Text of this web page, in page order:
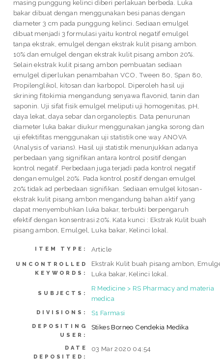
masing punggung kelinci diberi perlakuan berbeda. Luka
bakar dibuat dengan menggunakan besi panas dengan
diameter 3 cm pada punggung kelinci. Sediaan emulgel
dibuat menjadi 3 formulasi yaitu kontrol negatif emulgel
tanpa ekstrak, emulgel dengan ekstrak kulit pisang ambon.
10% dan emulgel dengan ekstrak kulit pisang ambon 20%.
Selain ekstrak kulit pisang ambon pembuatan sediaan
emulgel diperlukan penambahan VCO, Tween 80, Span 80,
Propilenglikol, kitosan dan karbopol. Diperoleh hasil uji
skrining fitokimia mengandung senyawa flavonid, tanin dan
saponin. Uji sifat fisik emulgel meliputi uji homogenitas, pH,
daya lekat, daya sebar dan organoleptis. Data penurunan
diameter luka bakar diukur menggunakan jangka sorong dan
uji efektifitas menggunakan uji statistik one way ANOVA
(Analysis of varians). Hasil uji statistik menunjukkan adanya
perbedaan yang signifikan antara kontrol positif dengan
kontrol negatif. Perbedaan juga terjadi pada kontrol negatif
dengan emulgel 20%. Pada kontrol positif dengan emulgel
20% tidak ad perbedaan signifikan. Sediaan emulgel kitosan-
ekstrak kulit pisang ambon mengandung bahan aktif yang
dapat menyembuhkan luka bakar, terbukti berpengaruh
efektif dengan konsentrasi 20%. Kata kunci : Ekstrak Kulit buah
pisang ambon, Emulgel, Luka bakar, Kelinci lokal.
ITEM TYPE: Article
UNCONTROLLED
KEYWORDS:
Ekstrak Kulit buah pisang ambon,
Luka bakar, Kelinci lokal.
SUBJECTS:
R Medicine > RS Pharmacy and materia
medica
DIVISIONS: S1 Farmasi
DEPOSITING
USER:
Stikes Borneo Cendekia Medika
DATE
DEPOSITED:
03 Mar 2020 04:54